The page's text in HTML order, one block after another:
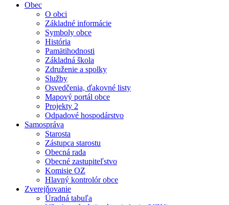
Obec
O obci
Základné informácie
Symboly obce
História
Pamätihodnosti
Základná škola
Združenie a spolky
Služby
Osvedčenia, ďakovné listy
Mapový portál obce
Projekty 2
Odpadové hospodárstvo
Samospráva
Starosta
Zástupca starostu
Obecná rada
Obecné zastupiteľstvo
Komisie OZ
Hlavný kontrolór obce
Zverejňovanie
Úradná tabuľa